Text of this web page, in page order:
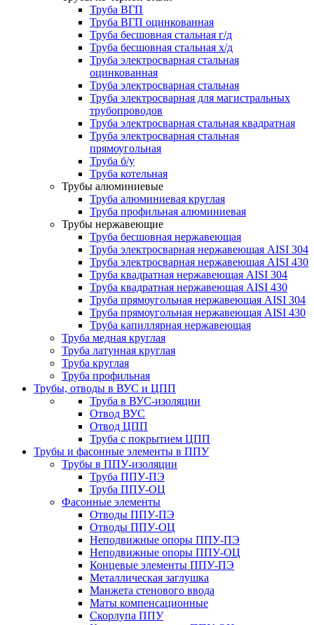
Труба ВГП
Труба ВГП оцинкованная
Труба бесшовная стальная г/д
Труба бесшовная стальная х/д
Труба электросварная стальная
оцинкованная
Труба электросварная стальная
Труба электросварная для магистральных
трубопроводов
Труба электросварная стальная квадратная
Труба электросварная стальная
прямоугольная
Труба б/у
Труба котельная
Трубы алюминиевые
Труба алюминиевая круглая
Труба профильная алюминиевая
Трубы нержавеющие
Труба бесшовная нержавеющая
Труба электросварная нержавеющая AISI 304
Труба электросварная нержавеющая AISI 430
Труба квадратная нержавеющая AISI 304
Труба квадратная нержавеющая AISI 430
Труба прямоугольная нержавеющая AISI 304
Труба прямоугольная нержавеющая AISI 430
Труба капиллярная нержавеющая
Труба медная круглая
Труба латунная круглая
Труба круглая
Труба профильная
Трубы, отводы в ВУС и ЦПП
Труба в ВУС-изоляции
Отвод ВУС
Отвод ЦПП
Труба с покрытием ЦПП
Трубы и фасонные элементы в ППУ
Трубы в ППУ-изоляции
Труба ППУ-ПЭ
Труба ППУ-ОЦ
Фасонные элементы
Отводы ППУ-ПЭ
Отводы ППУ-ОЦ
Неподвижные опоры ППУ-ПЭ
Неподвижные опоры ППУ-ОЦ
Концевые элементы ППУ-ПЭ
Металлическая заглушка
Манжета стенового ввода
Маты компенсационные
Скорлупа ППУ